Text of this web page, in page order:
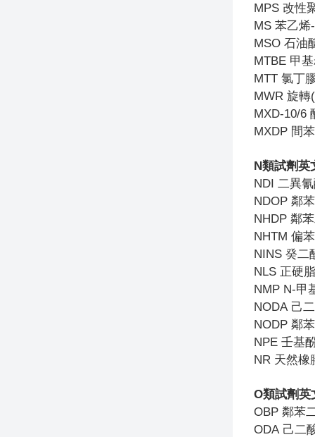
MPS 改性
MS 苯乙烯
MSO 石油
MTBE 甲
MTT 氯丁
MWR 旋轉
MXD-10/6
MXDP 間
N類試劑英
NDI 二異
NDOP 鄰
NHDP 鄰
NHTM 偏
NINS 癸二
NLS 正硬
NMP N-甲
NODA 己
NODP 鄰
NPE 壬基
NR 天然橡
O類試劑英
OBP 鄰苯
ODA 己二